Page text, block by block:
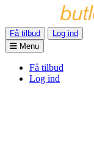
Få tilbud
Log ind
Menu
Få tilbud
Log ind